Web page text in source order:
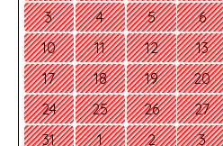
3
4 5 6
10
11 12 13
17
18 19 20
24
25 26 27
31
1 2 3